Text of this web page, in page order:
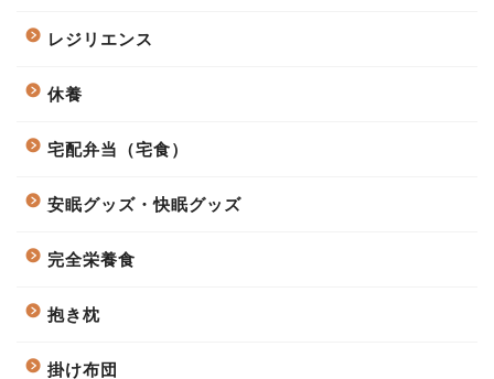
レジリエンス
休養
宅配弁当（宅食）
安眠グッズ・快眠グッズ
完全栄養食
抱き枕
掛け布団